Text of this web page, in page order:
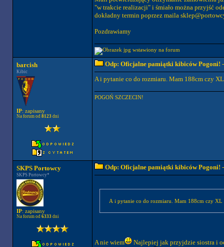
"w trakcie realizacji" i śmiało można przyjść
dokładny termin poprzez maila
Pozdrawiamy
barcish
Kibic
IP: zapisany
Na forum od 8123 dni
Odp: Oficjalne pamiątki kibiców Pogoni!
A i pytanie co do rozmiaru. Mam 188cm czy XL
POGOŃ SZCZECIN!
SKPS Portowcy
SKPS Portowcy*
IP: zapisany
Na forum od 6333dni
Odp: Oficjalne pamiątki kibiców Pogoni!
A i pytanie co do rozmiaru. Mam 188cm czy XL
A nie wiem
Najlepiej jak przyjdzie siostra i